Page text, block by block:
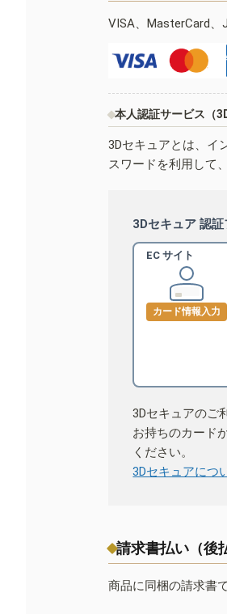
VISA、MasterCard、
本人認証サービス（
3Dセキュアとは、イ
スワードを利用して
3Dセキュア 認
EC サイト
カード情報入力
3Dセキュアのご
お持ちのカード
ください。
3Dセキュアにつ
請求書払い（後
商品に同梱の請求書